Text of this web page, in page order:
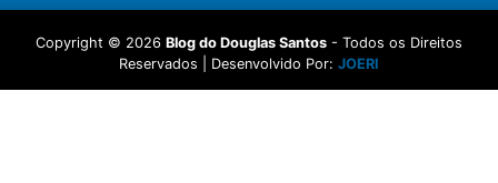
Copyright © 2026 Blog do Douglas Santos - Todos os Direitos
Reservados | Desenvolvido Por: JOERI